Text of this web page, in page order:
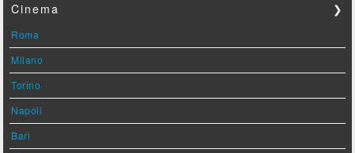
Cinema ❯
Roma
Milano
Torino
Napoli
Bari